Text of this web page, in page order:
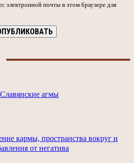
электронной почты в этом браузере для
Славянские агмы
кармы, пространства вокруг и
от негатива